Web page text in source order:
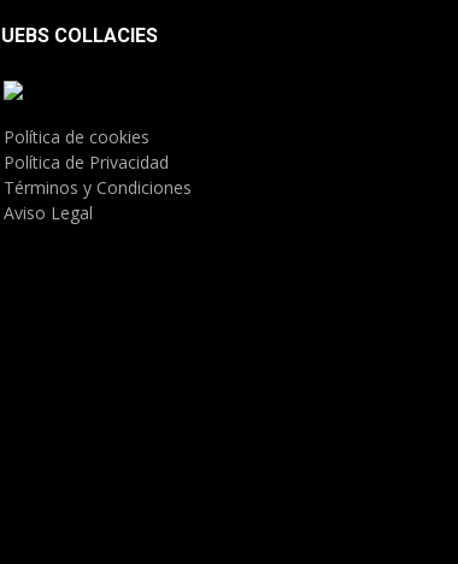
UEBS COLLACIES
Política de cookies
Política de Privacidad
Términos y Condiciones
Aviso Legal